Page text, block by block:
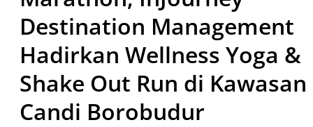
Destination Management
Hadirkan Wellness Yoga &
Shake Out Run di Kawasan
Candi Borobudur